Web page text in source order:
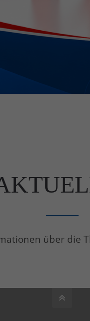
über die